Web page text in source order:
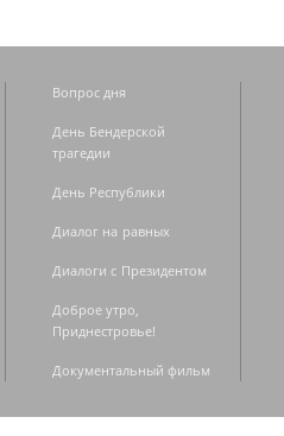
Вопрос дня
День Бендерской
трагедии
День Республики
Диалог на равных
Диалоги с Президентом
Доброе утро,
Приднестровье!
Документальный фильм